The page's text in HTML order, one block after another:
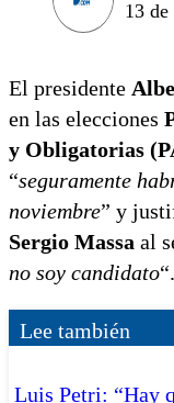
13 de
El presidente
en las elecciones
y Obligatorias
“seguramente
noviembre” y
Sergio Massa al
no soy candidato“.
Lee también
Luis Petri: “Hay